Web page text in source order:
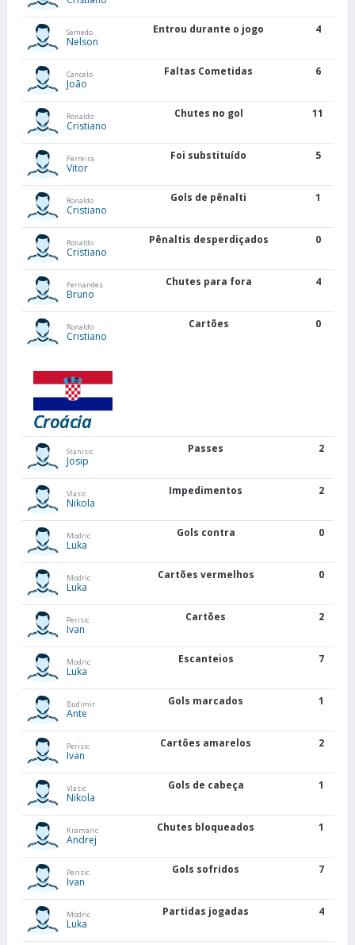
Semedo
Nelson
Entrou durante o jogo 4
Cancelo
João
Faltas Cometidas 6
Ronaldo
Cristiano
Chutes no gol 11
Ferreira
Vitor
Foi substituído 5
Ronaldo
Cristiano
Gols de pênalti 1
Ronaldo
Cristiano
Pênaltis desperdiçados 0
Fernandes
Bruno
Chutes para fora 4
Ronaldo
Cristiano
Cartões 0
Croácia
Stanisic
Josip
Passes 2
Vlasic
Nikola
Impedimentos 2
Modric
Luka
Gols contra 0
Modric
Luka
Cartões vermelhos 0
Perisic
Ivan
Cartões 2
Modric
Luka
Escanteios 7
Budimir
Ante
Gols marcados 1
Perisic
Ivan
Cartões amarelos 2
Vlasic
Nikola
Gols de cabeça 1
Kramaric
Andrej
Chutes bloqueados 1
Perisic
Ivan
Gols sofridos 7
Modric
Luka
Partidas jogadas 4